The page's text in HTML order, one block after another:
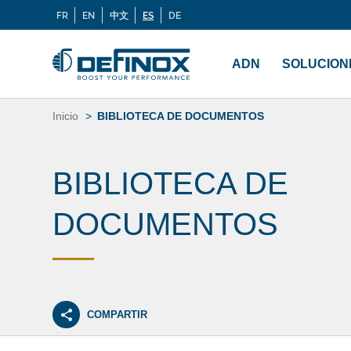
Langues
FR EN 中文 ES DE
Saltar
al
contenido
principal
ADN
Buscar:
Inicio BIBLIOTECA DE DOCUMENTOS
BIBLIOTECA DE
DOCUMENTOS
COMPARTIR